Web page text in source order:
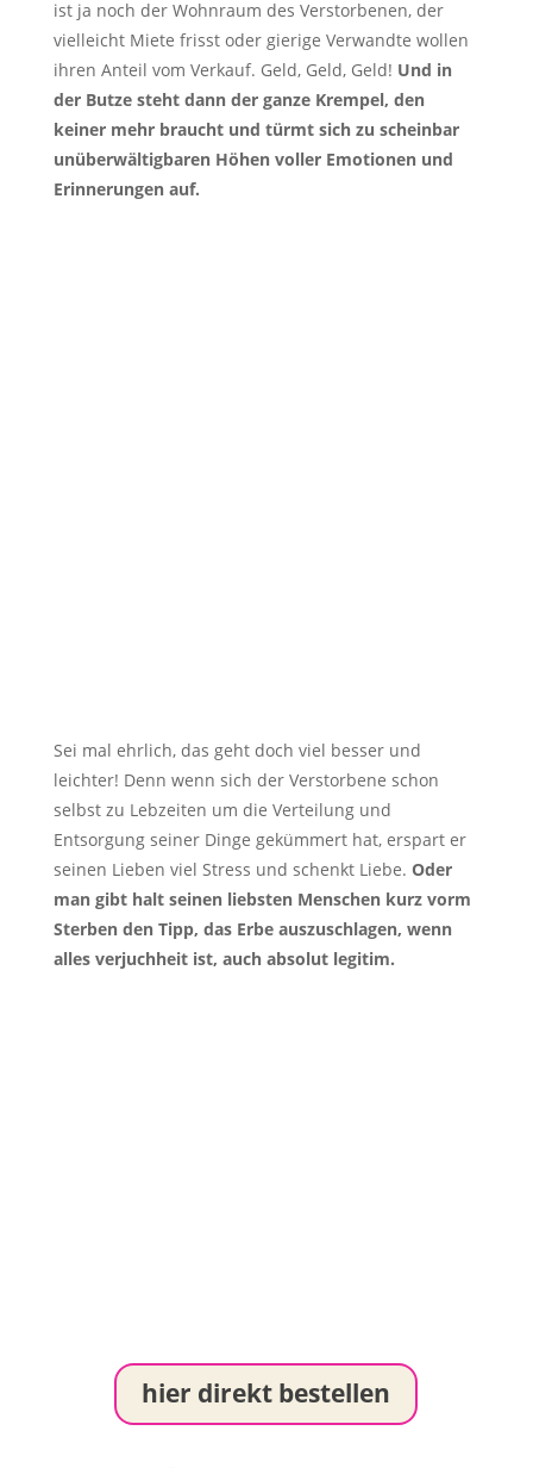
ist ja noch der Wohnraum des Verstorbenen, der
vielleicht Miete frisst oder gierige Verwandte wollen
ihren Anteil vom Verkauf. Geld, Geld, Geld! Und in
der Butze steht dann der ganze Krempel, den
keiner mehr braucht und türmt sich zu scheinbar
unüberwältigbaren Höhen voller Emotionen und
Erinnerungen auf.
Sei mal ehrlich, das geht doch viel besser und
leichter! Denn wenn sich der Verstorbene schon
selbst zu Lebzeiten um die Verteilung und
Entsorgung seiner Dinge gekümmert hat, erspart er
seinen Lieben viel Stress und schenkt Liebe. Oder
man gibt halt seinen liebsten Menschen kurz vorm
Sterben den Tipp, das Erbe auszuschlagen, wenn
alles verjuchheit ist, auch absolut legitim.
hier direkt bestellen